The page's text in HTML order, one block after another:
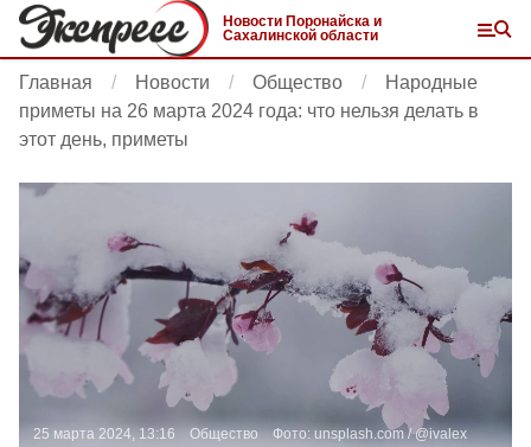
Новости Поронайска и
Сахалинской области
Главная Новости Общество
Народные
приметы на 26 марта 2024 года: что нельзя делать в
этот день, приметы
25 марта 2024, 13:16 Общество Фото: unsplash.com / @ivalex